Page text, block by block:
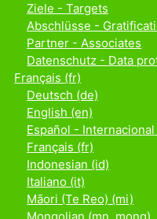
Ziele - Targets
Abschlüsse -
Partner - Associates
Datenschutz - Data
Français ‎(fr)‎
Deutsch ‎(de)‎
English ‎(en)‎
Español - Internacional
Français ‎(fr)‎
Indonesian ‎(id)‎
Italiano ‎(it)‎
Māori (Te Reo) ‎(mi)‎